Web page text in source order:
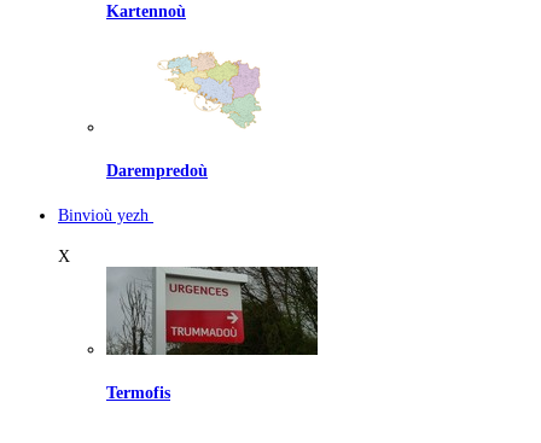
Kartennoù
Darempredoù
Binvioù yezh
X
Termofis